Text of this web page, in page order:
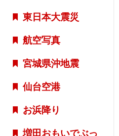
東日本大震災
航空写真
宮城県沖地震
仙台空港
お浜降り
増田おもいでぶっ